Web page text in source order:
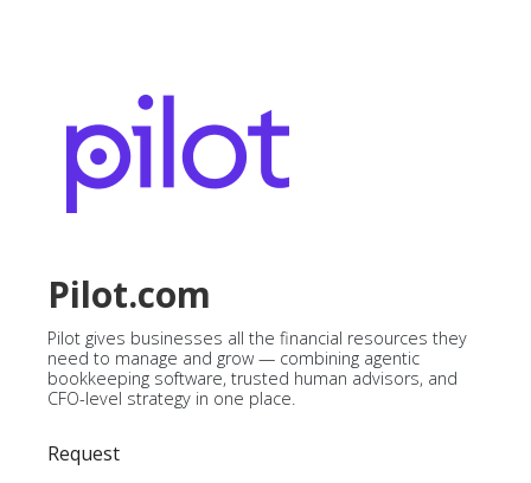
Pilot.com
Pilot gives businesses all the financial resources they
need to manage and grow — combining agentic
bookkeeping software, trusted human advisors, and
CFO-level strategy in one place.
Request